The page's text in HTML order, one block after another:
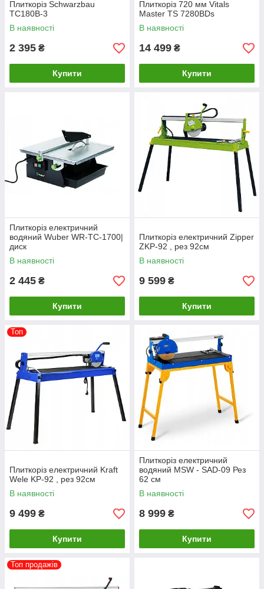
Плиткоріз Schwarzbau
TC180B-3
В наявності
2 395 ₴
Купити
Плиткоріз 720 мм Vitals
Master TS 7280BDs
В наявності
14 499 ₴
Купити
Плиткоріз електричний
водяний Wuber WR-TC-1700|
диск
В наявності
2 445 ₴
Купити
Плиткоріз електричний Zipper
ZKP-92 , рез 92см
В наявності
9 599 ₴
Купити
Топ
Плиткоріз електричний Kraft
Wele KP-92 , рез 92см
В наявності
9 499 ₴
Купити
Плиткоріз електричний
водяний MSW - SAD-09 Рез
62 см
В наявності
8 999 ₴
Купити
Топ продажів